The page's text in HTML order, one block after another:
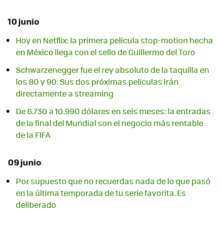
10 junio
Hoy en Netflix: la primera película stop-motion hecha
en México llega con el sello de Guillermo del Toro
Schwarzenegger fue el rey absoluto de la taquilla en
los 80 y 90. Sus dos próximas películas irán
directamente a streaming
De 6.730 a 10.990 dólares en seis meses: la entradas
de la final del Mundial son el negocio más rentable
de la FIFA
09 junio
Por supuesto que no recuerdas nada de lo que pasó
en la última temporada de tu serie favorita. Es
deliberado